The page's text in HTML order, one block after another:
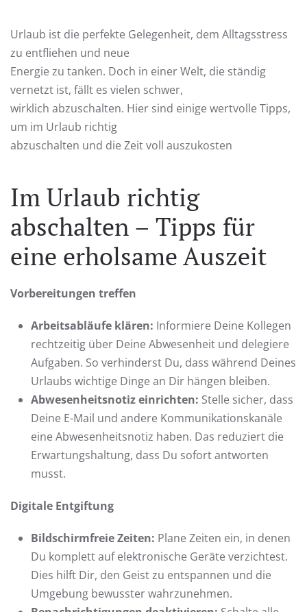
Urlaub ist die perfekte Gelegenheit, dem Alltagsstress
zu entfliehen und neue
Energie zu tanken. Doch in einer Welt, die ständig
vernetzt ist, fällt es vielen schwer,
wirklich abzuschalten. Hier sind einige wertvolle Tipps,
um im Urlaub richtig
abzuschalten und die Zeit voll auszukosten
Im Urlaub richtig
abschalten – Tipps für
eine erholsame Auszeit
Vorbereitungen treffen
Arbeitsabläufe klären: Informiere Deine Kollegen
rechtzeitig über Deine Abwesenheit und delegiere
Aufgaben. So verhinderst Du, dass während Deines
Urlaubs wichtige Dinge an Dir hängen bleiben.
Abwesenheitsnotiz einrichten: Stelle sicher, dass
Deine E-Mail und andere Kommunikationskanäle
eine Abwesenheitsnotiz haben. Das reduziert die
Erwartungshaltung, dass Du sofort antworten
musst.
Digitale Entgiftung
Bildschirmfreie Zeiten: Plane Zeiten ein, in denen
Du komplett auf elektronische Geräte verzichtest.
Dies hilft Dir, den Geist zu entspannen und die
Umgebung bewusster wahrzunehmen.